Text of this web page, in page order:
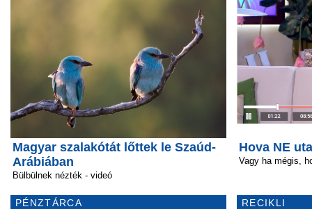
Magyar szalakótát lőttek le Szaúd-
Arábiában
Bülbülnek nézték - videó
PÉNZTÁRCA
Hova NE
Vagy ha mégis,
RECIKLI